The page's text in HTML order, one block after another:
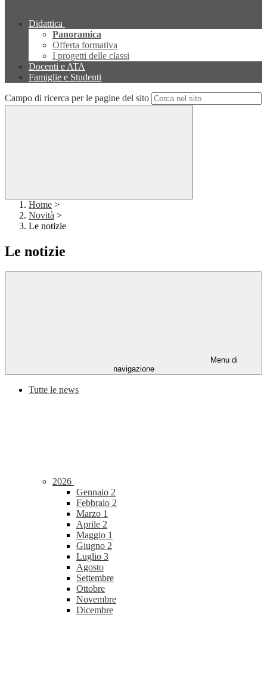
Didattica
Panoramica
Offerta formativa
I progetti delle classi
Docenti e ATA
Famiglie e Studenti
Campo di ricerca per le pagine del sito
Home >
Novità >
Le notizie
Le notizie
Menu di
navigazione
Tutte le news
2026
Gennaio 2
Febbraio 2
Marzo 1
Aprile 2
Maggio 1
Giugno 2
Luglio 3
Agosto
Settembre
Ottobre
Novembre
Dicembre